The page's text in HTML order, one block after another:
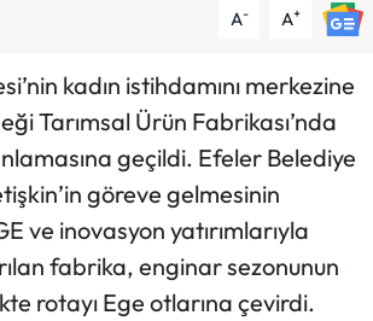
A- A+
kadın istihdamını merkezine
Tarımsal Ürün Fabrikası’nda
geçildi. Efeler Belediye
göreve gelmesinin
ve inovasyon yatırımlarıyla
fabrika, enginar sezonunun
rotayı Ege otlarına çevirdi.